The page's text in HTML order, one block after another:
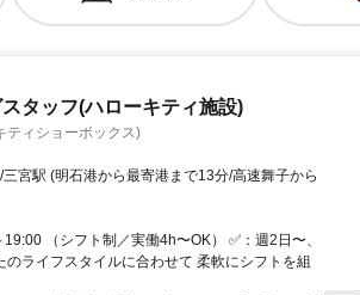
タッフ(ハローキティ施設)
ティショーボックス)
宮駅 (明石港から最寄港まで13分/高速舞子から
（シフト制／実働4h〜OK） ✅：週2日〜、
ライフスタイルに合わせて 柔軟にシフトを組